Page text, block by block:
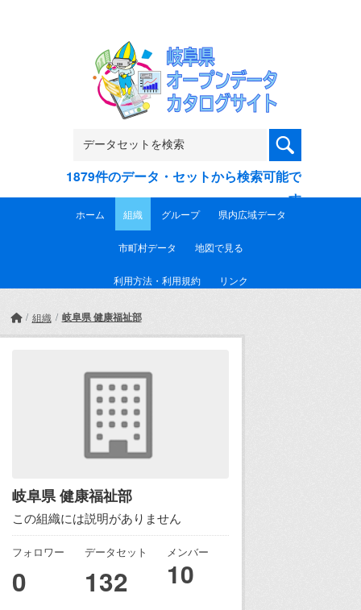
1879件のデータ・セットから検索可能で
す
ホーム 組織 グループ 県内広域データ
市町村データ 地図で見る
利用方法・利用規約 リンク
組織 岐阜県 健康福祉部
岐阜県 健康福祉部
この組織には説明がありません
フォロワー
0
データセット
132
メンバー
10